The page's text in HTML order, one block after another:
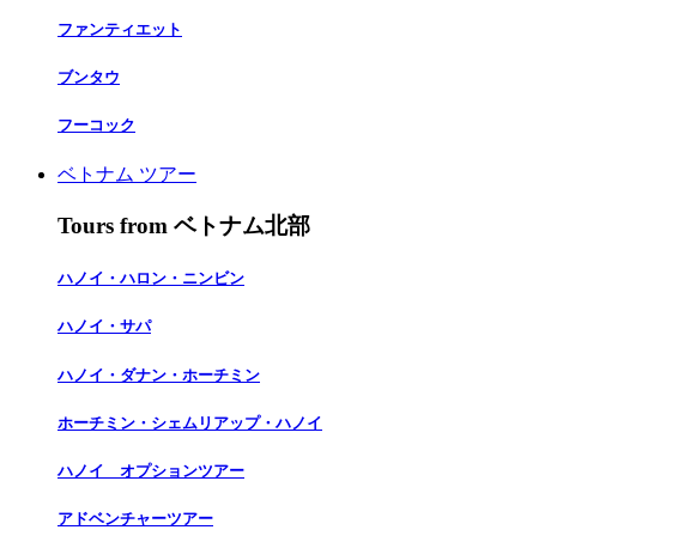
ファンティエット
ブンタウ
フーコック
ベトナム ツアー
Tours from ベトナム北部
ハノイ・ハロン・ニンビン
ハノイ・サパ
ハノイ・ダナン・ホーチミン
ホーチミン・シェムリアップ・ハノイ
ハノイ オプションツアー
アドベンチャーツアー